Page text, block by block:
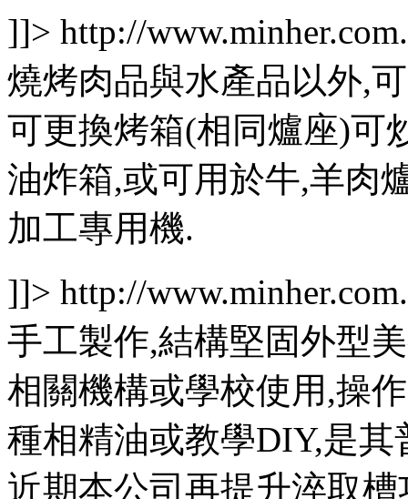
]]> http://
燒烤肉品與水產品以外,
可更換烤箱(相同爐座)可
油炸箱,或可用於牛,羊肉
加工專用機.
]]> http://
手工製作,結構堅固外型
相關機構或學校使用,操
種相精油或教學DIY,是其
近期本公司再提升淬取